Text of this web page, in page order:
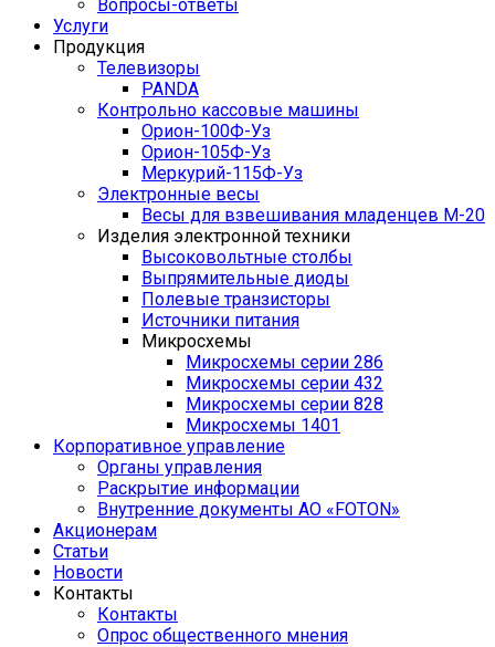
Вопросы-ответы
Услуги
Продукция
Телевизоры
PANDA
Контрольно кассовые машины
Орион-100Ф-Уз
Орион-105Ф-Уз
Меркурий-115Ф-Уз
Электронные весы
Весы для взвешивания младенцев М-20
Изделия электронной техники
Высоковольтные столбы
Выпрямительные диоды
Полевые транзисторы
Источники питания
Микросхемы
Микросхемы серии 286
Микросхемы серии 432
Микросхемы серии 828
Микросхемы 1401
Корпоративное управление
Органы управления
Раскрытие информации
Внутренние документы АО «FOTON»
Акционерам
Статьи
Новости
Контакты
Контакты
Опрос общественного мнения